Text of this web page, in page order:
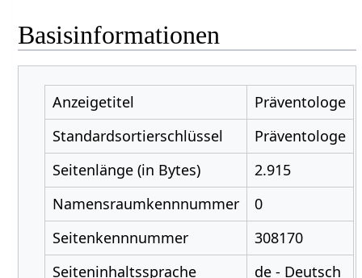
Basisinformationen
Anzeigetitel
Präventologe
Standardsortierschlüssel
Präventologe
Seitenlänge (in Bytes)
2.915
Namensraumkennnummer
0
Seitenkennnummer
308170
Seiteninhaltssprache
de - Deutsch